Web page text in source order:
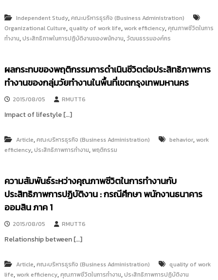
Independent Study,คณะบริหารธุรกิจ (Business Administration)
Organizational Culture, quality of work life,work efficiency,คุณภาพชีวิตในการ
ทำงาน,ประสิทธิภาพในการปฏิบัติงานของพนักงาน, วัฒนธรรมองค์กร
ผลกระทบของพฤติกรรมการดำเนินชีวิตต่อประสิทธิภาพการ
ทำงานของกลุ่มวัยทำงานในพื้นที่เขตกรุงเทพมหานคร
2015/08/05 RMUTT6
Impact of lifestyle […]
Article,คณะบริหารธุรกิจ (Business Administration) behavior,work
efficiency,ประสิทธิภาพการทำงาน,พฤติกรรม
ความสัมพันธ์ระหว่างคุณภาพชีวิตในการทำงานกับ
ประสิทธิภาพการปฏิบัติงาน : กรณีศึกษา พนักงานธนาคาร
ออมสิน ภาค 1
2015/08/05 RMUTT6
Relationship between […]
Article,คณะบริหารธุรกิจ (Business Administration)
quality of work
life,work efficiency,คุณภาพชีวิตในการทำงาน,ประสิทธิภาพการปฏิบัติงาน